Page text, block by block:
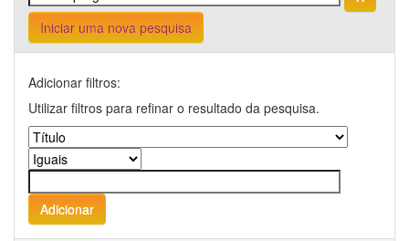
Iniciar uma nova pesquisa
Adicionar filtros:
Utilizar filtros para refinar o resultado da pesquisa.